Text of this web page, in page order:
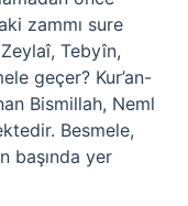
zammı sure
Tebyîn,
geçer? Kur’an-
Bismillah, Neml
Besmele,
başında yer